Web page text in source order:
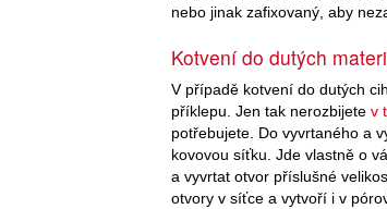
nebo jinak zafixovaný, aby
Kotvení do dutých
V případě kotvení do dutých
příklepu. Jen tak nerozbijete v
potřebujete. Do vyvrtaného a
kovovou síťku. Jde vlastně o
a vyvrtat otvor příslušné
otvory v síťce a vytvoří i v